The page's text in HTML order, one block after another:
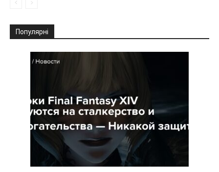
Популярні